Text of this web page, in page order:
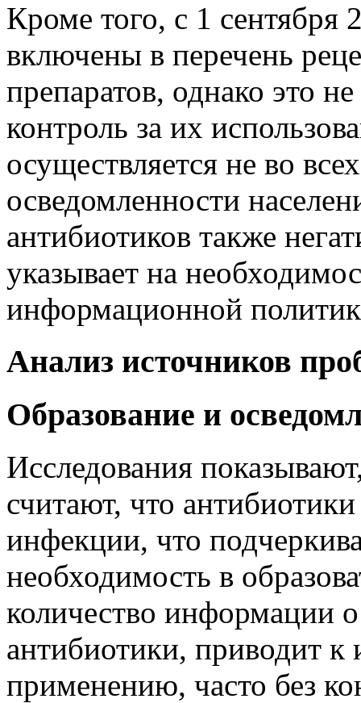
Кроме того, с 1 сентября
включены в перечень
препаратов, однако это
контроль за их
осуществляется не во
осведомленности
антибиотиков также
указывает на
информационной
Анализ источников
Образование и
Исследования
считают, что
инфекции, что
необходимость в
количество информации
антибиотики, приводит к
применению, часто без